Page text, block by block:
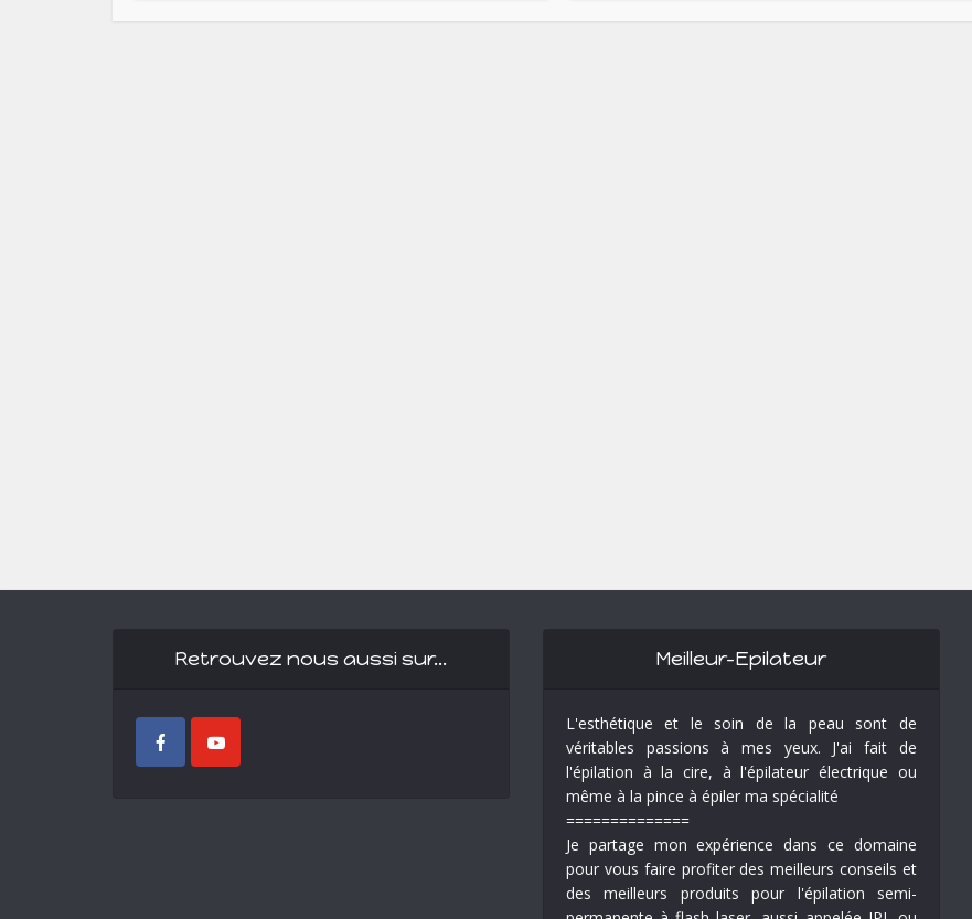
Retrouvez nous aussi sur… Meilleur-Epilateur
L'esthétique et le soin de la peau sont de
véritables passions à mes yeux. J'ai fait de
l'épilation à la cire, à l'épilateur électrique ou
même à la pince à épiler ma spécialité
==============
Je partage mon expérience dans ce domaine
pour vous faire profiter des meilleurs conseils et
des meilleurs produits pour l'épilation semi-